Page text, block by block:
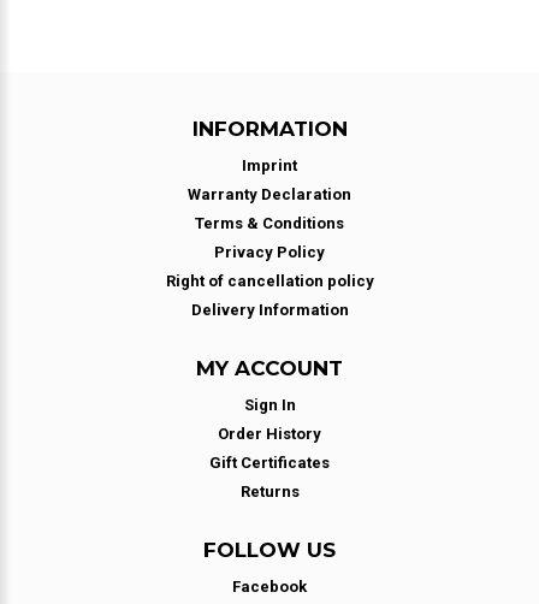
INFORMATION
Imprint
Warranty Declaration
Terms & Conditions
Privacy Policy
Right of cancellation policy
Delivery Information
MY ACCOUNT
Sign In
Order History
Gift Certificates
Returns
FOLLOW US
Facebook